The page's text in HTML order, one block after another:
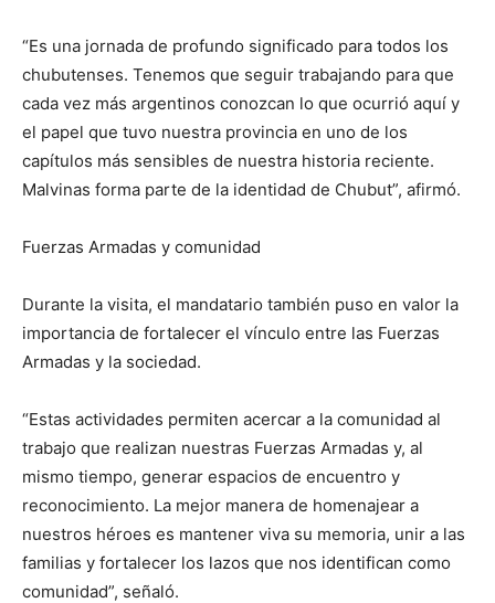
“Es una jornada de profundo significado para todos los
chubutenses. Tenemos que seguir trabajando para que
cada vez más argentinos conozcan lo que ocurrió aquí y
el papel que tuvo nuestra provincia en uno de los
capítulos más sensibles de nuestra historia reciente.
Malvinas forma parte de la identidad de Chubut”, afirmó.
Fuerzas Armadas y comunidad
Durante la visita, el mandatario también puso en valor la
importancia de fortalecer el vínculo entre las Fuerzas
Armadas y la sociedad.
“Estas actividades permiten acercar a la comunidad al
trabajo que realizan nuestras Fuerzas Armadas y, al
mismo tiempo, generar espacios de encuentro y
reconocimiento. La mejor manera de homenajear a
nuestros héroes es mantener viva su memoria, unir a las
familias y fortalecer los lazos que nos identifican como
comunidad”, señaló.